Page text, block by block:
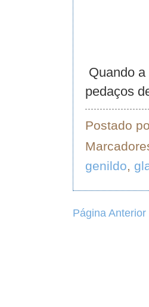
Quando
pedaços
Postado
genildo,
Página Anterior